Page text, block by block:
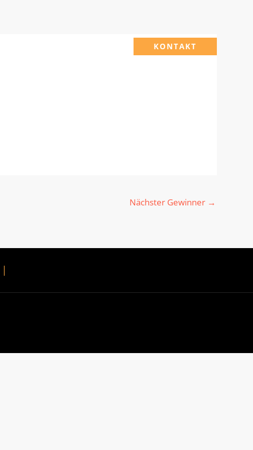
KONTAKT
Nächster Gewinner →